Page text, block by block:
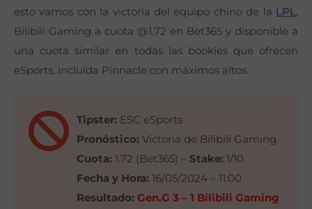
esto vamos con la victoria del equipo chino de la LPL,
Bilibili Gaming a cuota @1.72 en Bet365 y disponible a
una cuota similar en todas las bookies que ofrecen
eSports, incluída Pinnacle con máximos altos.
Tipster: ESC eSports
Pronóstico: Victoria de Bilibili Gaming
Cuota: 1.72 (Bet365) – Stake: 1/10
Fecha y Hora: 16/05/2024 – 11:00
Resultado: Gen.G 3 – 1 Bilibili Gaming